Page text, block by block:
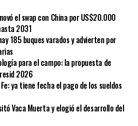
el swap con China por US$20.000
2031
185 buques varados y advierten por
para el campo: la propuesta de
2026
ya tiene fecha el pago de los sueldos
Vaca Muerta y elogió el desarrollo del